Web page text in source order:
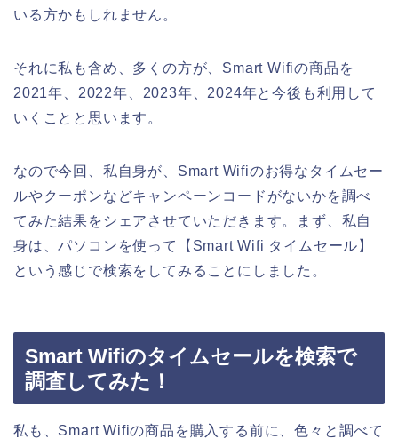
いる方かもしれません。
それに私も含め、多くの方が、Smart Wifiの商品を
2021年、2022年、2023年、2024年と今後も利用して
いくことと思います。
なので今回、私自身が、Smart Wifiのお得なタイムセー
ルやクーポンなどキャンペーンコードがないかを調べ
てみた結果をシェアさせていただきます。まず、私自
身は、パソコンを使って【Smart Wifi タイムセール】
という感じで検索をしてみることにしました。
Smart Wifiのタイムセールを検索で
調査してみた！
私も、Smart Wifiの商品を購入する前に、色々と調べて